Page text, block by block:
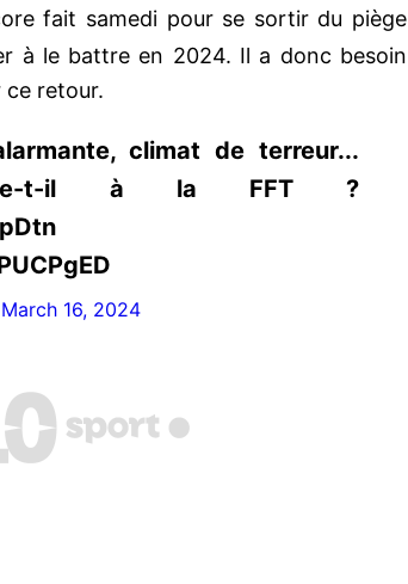
fait samedi pour se sortir du piège
à le battre en 2024. Il a donc besoin
retour.
climat de terreur...
t-il à la FFT ?
March 16, 2024